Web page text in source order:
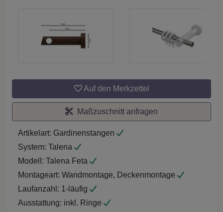
Auf den Merkzettel
Maßzuschnitt anfragen
Artikelart: Gardinenstangen
System: Talena
Modell: Talena Feta
Montageart: Wandmontage, Deckenmontage
Laufanzahl: 1-läufig
Ausstattung: inkl. Ringe